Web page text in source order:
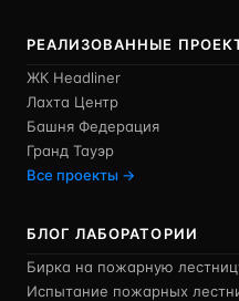
РЕАЛИЗОВАННЫЕ
ЖК Headliner
Лахта Центр
Башня Федерация
Гранд Тауэр
Все проекты →
БЛОГ ЛАБОРАТОРИИ
Бирка на пожарную
Испытание пожарных